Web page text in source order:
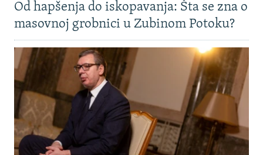
Od hapšenja do iskopavanja: Šta se zna o
masovnoj grobnici u Zubinom Potoku?